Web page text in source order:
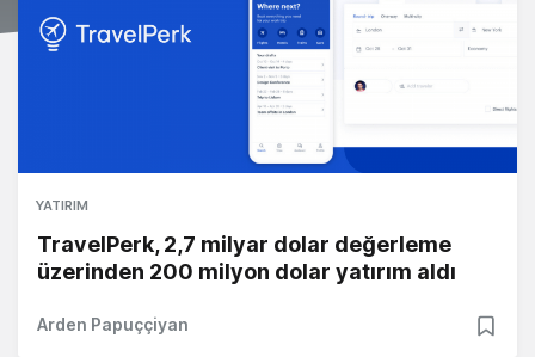
YATIRIM
TravelPerk, 2,7 milyar dolar değerleme
üzerinden 200 milyon dolar yatırım aldı
Arden Papuççiyan